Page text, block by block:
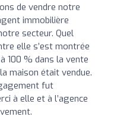
de vendre notre
immobilière
secteur. Quel
elle s’est montrée
100 % dans la vente
maison était vendue.
fut
à elle et à l’agence